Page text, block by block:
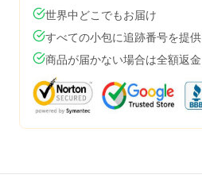
世界中どこでもお届け
すべての小包に追跡番号を提供
商品が届かない場合は全額返金